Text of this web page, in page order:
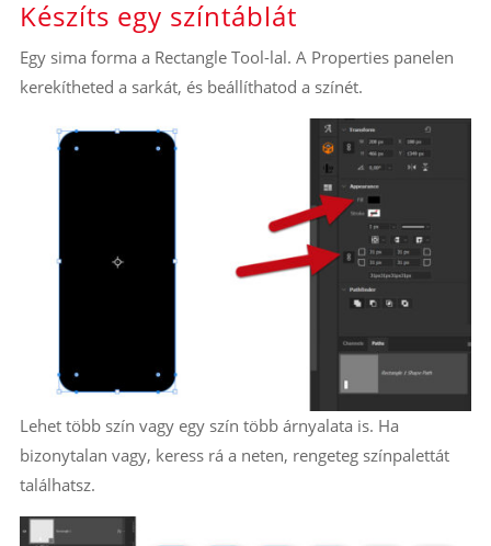
Készíts egy színtáblát
Egy sima forma a Rectangle Tool-lal. A Properties panelen
kerekítheted a sarkát, és beállíthatod a színét.
Lehet több szín vagy egy szín több árnyalata is. Ha
bizonytalan vagy, keress rá a neten, rengeteg színpalettát
találhatsz.